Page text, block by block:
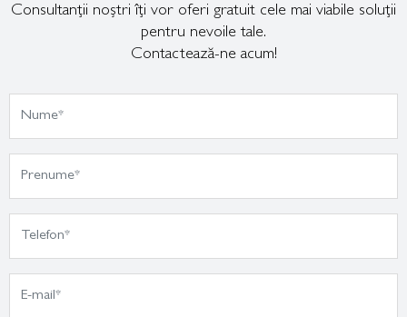
Consultanții noștri îți vor oferi gratuit cele mai viabile soluții
pentru nevoile tale.
Contactează-ne acum!